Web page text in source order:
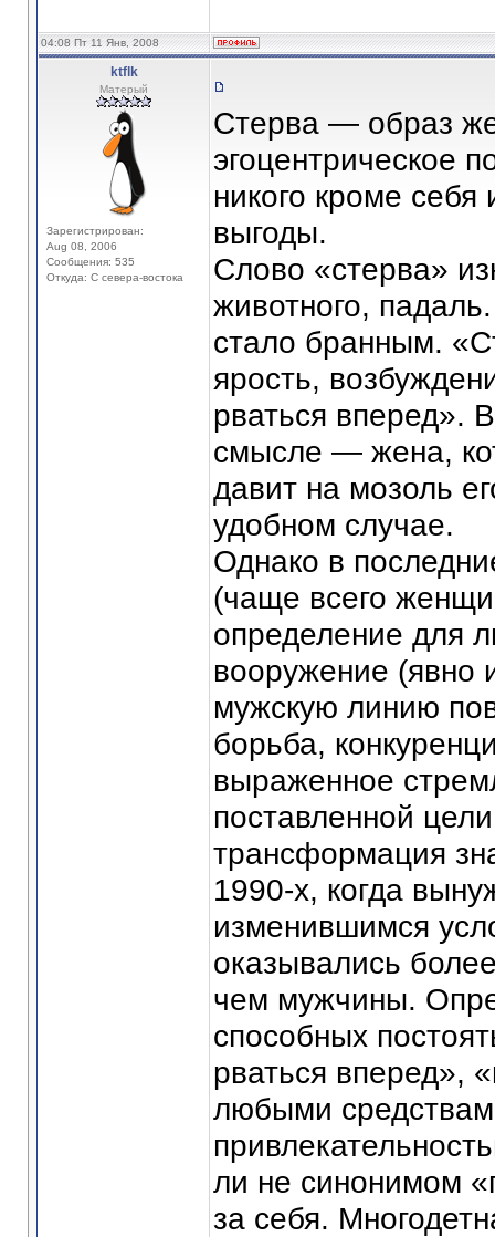
04:08 Пт 11 Янв, 2008
ktflk
Матерый
Зарегистрирован:
Aug 08, 2006
Сообщения: 535
Откуда: С севера-востока
Стерва — образ
эгоцентрическое
никого кроме
выгоды.
Слово «стерва»
животного,
стало бранным.
ярость,
рваться вперед».
смысле — жена,
давит на мозоль
удобном случае.
Однако в
(чаще всего
определение для
вооружение (явно
мужскую линию
борьба,
выраженное
поставленной
трансформация
1990-х, когда
изменившимся
оказывались
чем мужчины.
способных
рваться вперед»,
любыми
ли не синонимом
за себя.